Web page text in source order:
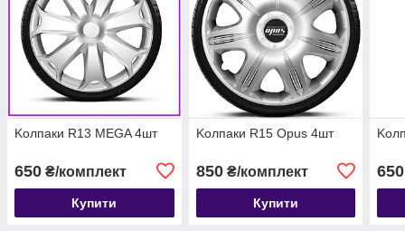
Kолпаки R13 MEGA 4шт
650 ₴/комплект
Купити
Kолпаки R15 Opus 4шт
850₴/комплект
Купити
650